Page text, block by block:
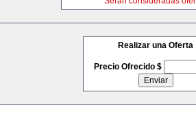
Realizar una Oferta
Precio Ofrecido $